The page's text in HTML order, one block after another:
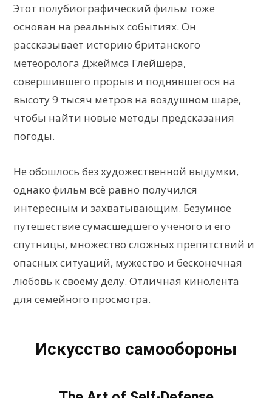
Этот полубиографический фильм тоже
основан на реальных событиях. Он
рассказывает историю британского
метеоролога Джеймса Глейшера,
совершившего прорыв и поднявшегося на
высоту 9 тысяч метров на воздушном шаре,
чтобы найти новые методы предсказания
погоды.
Не обошлось без художественной выдумки,
однако фильм всё равно получился
интересным и захватывающим. Безумное
путешествие сумасшедшего ученого и его
спутницы, множество сложных препятствий и
опасных ситуаций, мужество и бесконечная
любовь к своему делу. Отличная кинолента
для семейного просмотра.
Искусство самообороны